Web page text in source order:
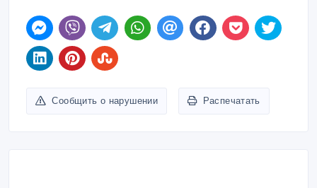
Сообщить о нарушении Распечатать